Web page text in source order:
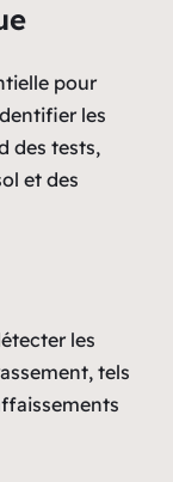
pour
les
des tests,
et des
les
tels